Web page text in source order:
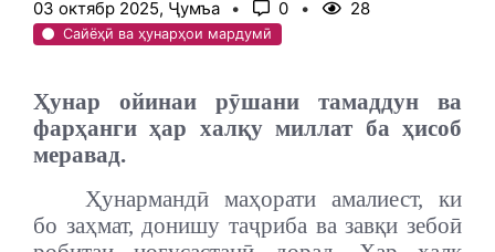
03 октябр 2025, Ҷумъа 0 28
Сайёҳӣ ва ҳунарҳои мардумӣ
Ҳунар ойинаи рӯшани тамаддун ва
фарҳанги ҳар халқу миллат ба ҳисоб
меравад.
Ҳунармандӣ маҳорати амалиест, ки
бо заҳмат, донишу таҷриба ва завқи зебоӣ